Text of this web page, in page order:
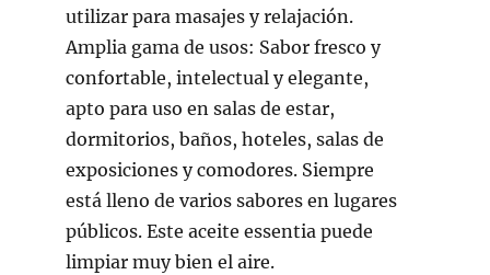
utilizar para masajes y relajación.
Amplia gama de usos: Sabor fresco y
confortable, intelectual y elegante,
apto para uso en salas de estar,
dormitorios, baños, hoteles, salas de
exposiciones y comodores. Siempre
está lleno de varios sabores en lugares
públicos. Este aceite essentia puede
limpiar muy bien el aire.